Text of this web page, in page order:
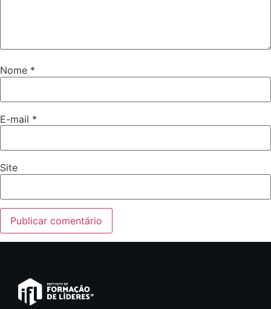
Nome *
E-mail *
Site